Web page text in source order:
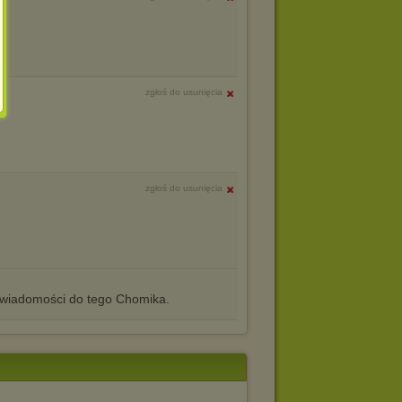
zgłoś do usunięcia
zgłoś do usunięcia
do tego Chomika.